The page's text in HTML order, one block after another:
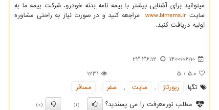
میتوانید برای آشنایی بیشتر با بیمه نامه بدنه خودرو، شرکت بیمه ما به
سایت www.bimema.irمراجعه کنید و در صورت نیاز به راحتی مشاوره
اولیه دریافت کنید.
1400/06/10
23:36:12
5.0
/
5
1231
تگها:
رپورتاژ , سایت , سفر ,
مسافر
مطلب نورمعرفت را می پسندید؟
(1)
(0)